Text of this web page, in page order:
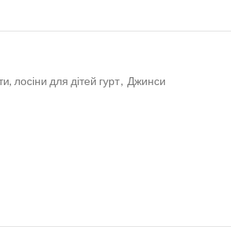
лосіни для дітей гурт, Джинси